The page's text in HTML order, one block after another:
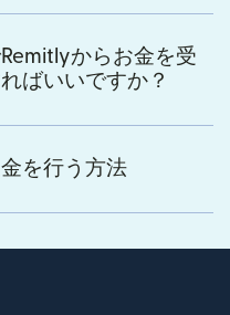
からお金を受
ばいいですか？
を行う方法